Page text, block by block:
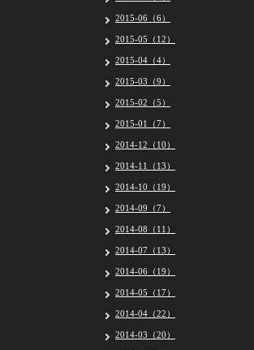
2015-06（6）
2015-05（12）
2015-04（4）
2015-03（9）
2015-02（5）
2015-01（7）
2014-12（10）
2014-11（13）
2014-10（19）
2014-09（7）
2014-08（11）
2014-07（13）
2014-06（19）
2014-05（17）
2014-04（22）
2014-03（20）